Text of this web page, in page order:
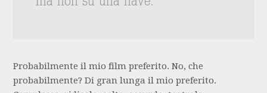
Probabilmente il mio film preferito. No, che
probabilmente? Di gran lunga il mio preferito.